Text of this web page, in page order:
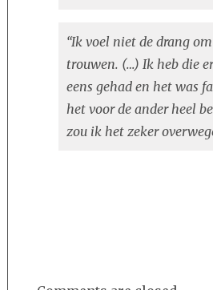
“Ik voel niet de drang
trouwen. (…) Ik heb die
eens gehad en het was
het voor de ander heel
zou ik het zeker